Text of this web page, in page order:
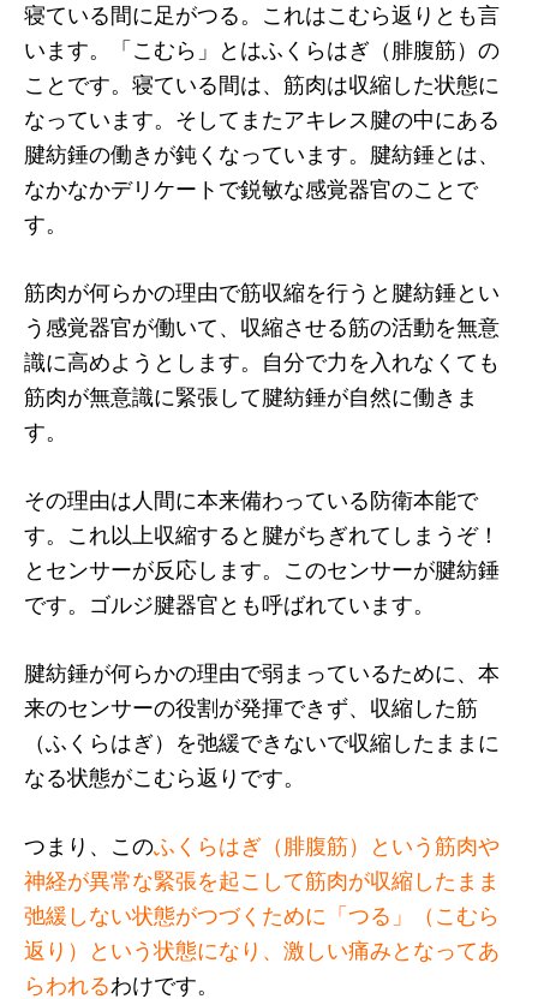
寝ている間に足がつる。これはこむら返りとも言
います。「こむら」とはふくらはぎ（腓腹筋）の
ことです。寝ている間は、筋肉は収縮した状態に
なっています。そしてまたアキレス腱の中にある
腱紡錘の働きが鈍くなっています。腱紡錘とは、
なかなかデリケートで鋭敏な感覚器官のことで
す。
筋肉が何らかの理由で筋収縮を行うと腱紡錘とい
う感覚器官が働いて、収縮させる筋の活動を無意
識に高めようとします。自分で力を入れなくても
筋肉が無意識に緊張して腱紡錘が自然に働きま
す。
その理由は人間に本来備わっている防衛本能で
す。これ以上収縮すると腱がちぎれてしまうぞ！
とセンサーが反応します。このセンサーが腱紡錘
です。ゴルジ腱器官とも呼ばれています。
腱紡錘が何らかの理由で弱まっているために、本
来のセンサーの役割が発揮できず、収縮した筋
（ふくらはぎ）を弛緩できないで収縮したままに
なる状態がこむら返りです。
つまり、このふくらはぎ（腓腹筋）という筋肉や
神経が異常な緊張を起こして筋肉が収縮したまま
弛緩しない状態がつづくために「つる」（こむら
返り）という状態になり、激しい痛みとなってあ
らわれるわけです。